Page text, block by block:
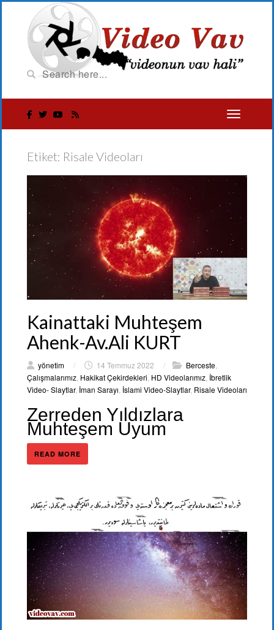
Etiket: Risale Videoları
Kainattaki Muhteşem
Ahenk-Av.Ali KURT
yönetim / 14 Temmuz 2022 / Berceste
Çalışmalarımız Hakikat Çekirdekleri HD Videolarımız İbretlik
Video- Slaytlar, İman Sarayı İslami Video-Slaytlar, Risale Videoları
Zerreden Yıldızlara
Muhteşem Uyum
READ MORE